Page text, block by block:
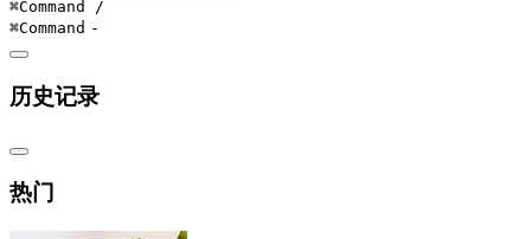
⌘Command /
⌘Command -
历史记录
热门